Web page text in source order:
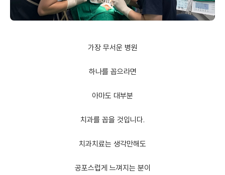
가장 무서운 병원
하나를 꼽으라면
아마도 대부분
치과를 꼽을 것입니다.
치과치료는 생각만해도
공포스럽게 느껴지는 분이